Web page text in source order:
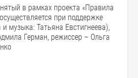
в рамках проекта «Правила
при поддержке
музыка: Татьяна Евстигнеева),
Герман, режиссер – Ольга